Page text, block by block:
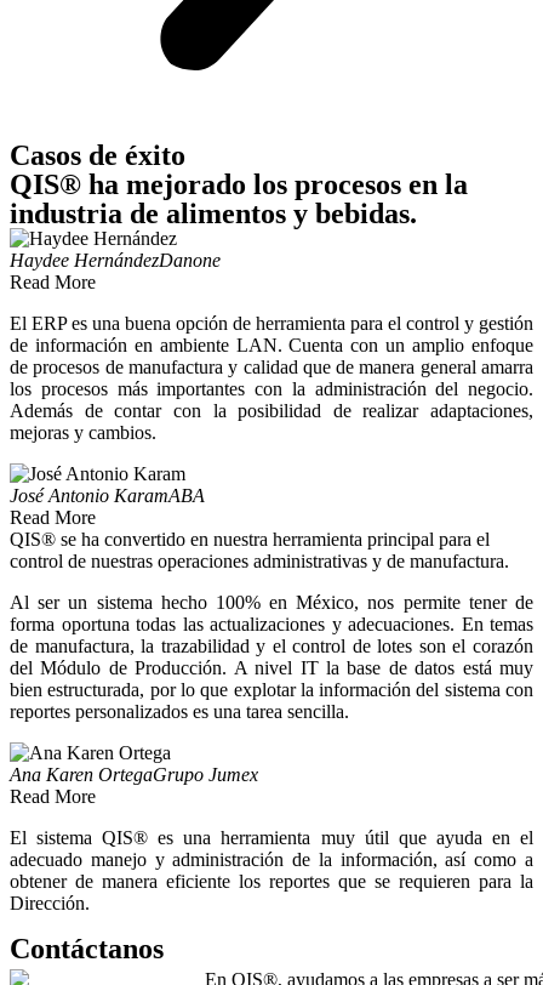
Casos de éxito
QIS® ha mejorado los procesos en la
industria de alimentos y bebidas.
Haydee HernándezDanone
Read More
El ERP es una buena opción de herramienta para el control y gestión
de información en ambiente LAN. Cuenta con un amplio enfoque
de procesos de manufactura y calidad que de manera general amarra
los procesos más importantes con la administración del negocio.
Además de contar con la posibilidad de realizar adaptaciones,
mejoras y cambios.
José Antonio KaramABA
Read More
QIS® se ha convertido en nuestra herramienta principal para el
control de nuestras operaciones administrativas y de manufactura.
Al ser un sistema hecho 100% en México, nos permite tener de
forma oportuna todas las actualizaciones y adecuaciones. En temas
de manufactura, la trazabilidad y el control de lotes son el corazón
del Módulo de Producción. A nivel IT la base de datos está muy
bien estructurada, por lo que explotar la información del sistema con
reportes personalizados es una tarea sencilla.
Ana Karen OrtegaGrupo Jumex
Read More
El sistema QIS® es una herramienta muy útil que ayuda en el
adecuado manejo y administración de la información, así como a
obtener de manera eficiente los reportes que se requieren para la
Dirección.
Contáctanos